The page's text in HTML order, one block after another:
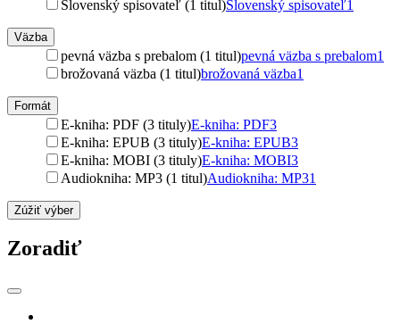
Slovenský spisovateľ (1 titul)Slovenský spisovateľ1
Väzba
pevná väzba s prebalom (1 titul)pevná väzba s prebalom1
brožovaná väzba (1 titul)brožovaná väzba1
Formát
E-kniha: PDF (3 tituly)E-kniha: PDF3
E-kniha: EPUB (3 tituly)E-kniha: EPUB3
E-kniha: MOBI (3 tituly)E-kniha: MOBI3
Audiokniha: MP3 (1 titul)Audiokniha: MP31
Zúžiť výber
Zoradiť